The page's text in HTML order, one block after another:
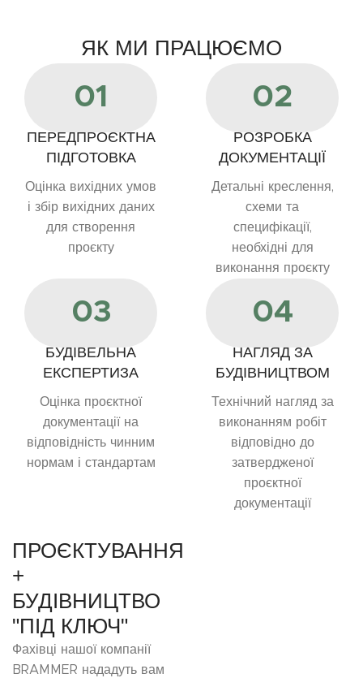
ЯК МИ ПРАЦЮЄМО
01
ПЕРЕДПРОЄКТНА
ПІДГОТОВКА
Оцінка вихідних умов
і збір вихідних даних
для створення
проєкту
02
РОЗРОБКА
ДОКУМЕНТАЦІЇ
Детальні креслення,
схеми та
специфікації,
необхідні для
виконання проєкту
03
БУДІВЕЛЬНА
ЕКСПЕРТИЗА
Оцінка проєктної
документації на
відповідність чинним
нормам і стандартам
04
НАГЛЯД ЗА
БУДІВНИЦТВОМ
Технічний нагляд за
виконанням робіт
відповідно до
затвердженої
проєктної
документації
ПРОЄКТУВАННЯ
+
БУДІВНИЦТВО
"ПІД КЛЮЧ"
Фахівці нашої компанії
BRAMMER нададуть вам